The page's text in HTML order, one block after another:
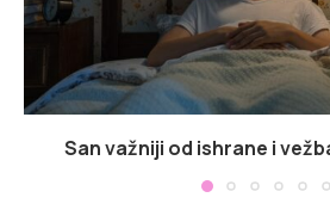
San važniji od ishrane i